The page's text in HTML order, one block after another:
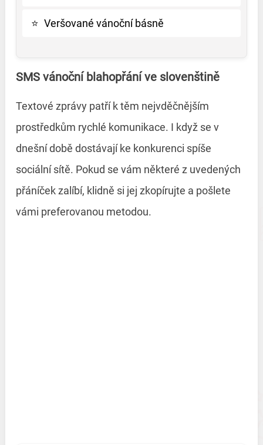
⭐ Veršované vánoční básně
SMS vánoční blahopřání ve slovenštině
Textové zprávy patří k těm nejvděčnějším
prostředkům rychlé komunikace. I když se v
dnešní době dostávají ke konkurenci spíše
sociální sítě. Pokud se vám některé z uvedených
přáníček zalíbí, klidně si jej zkopírujte a pošlete
vámi preferovanou metodou.